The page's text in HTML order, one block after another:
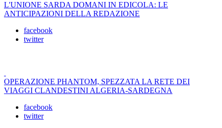
L'UNIONE SARDA DOMANI IN EDICOLA: LE
ANTICIPAZIONI DELLA REDAZIONE
facebook
twitter
OPERAZIONE PHANTOM, SPEZZATA LA RETE DEI
VIAGGI CLANDESTINI ALGERIA-SARDEGNA
facebook
twitter